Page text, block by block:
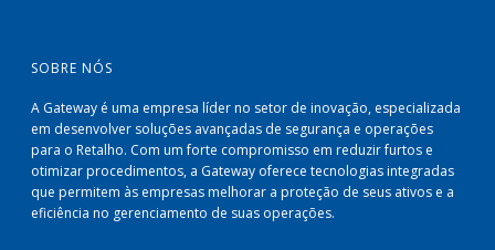
SOBRE NÓS
A Gateway é uma empresa líder no setor de inovação, especializada
em desenvolver soluções avançadas de segurança e operações
para o Retalho. Com um forte compromisso em reduzir furtos e
otimizar procedimentos, a Gateway oferece tecnologias integradas
que permitem às empresas melhorar a proteção de seus ativos e a
eficiência no gerenciamento de suas operações.